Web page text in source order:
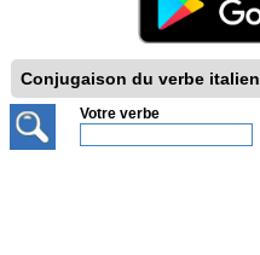
Conjugaison du verbe italien
Votre verbe